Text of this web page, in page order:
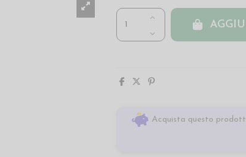
Acquista questo